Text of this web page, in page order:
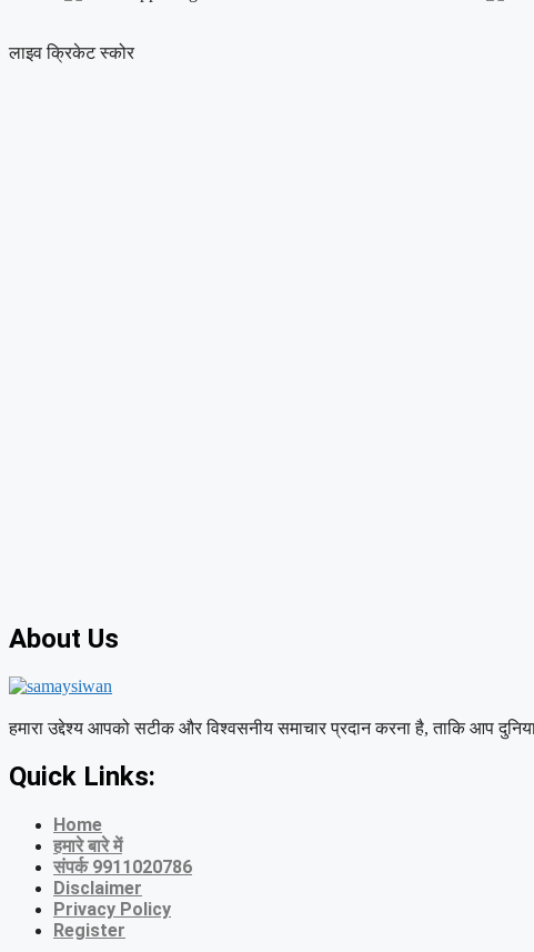
लाइव क्रिकेट स्कोर
About Us
हमारा उद्देश्य आपको सटीक और विश्वसनीय समाचार प्रदान करना है, ताकि आप
Quick Links:
Home
हमारे बारे में
संपर्क 9911020786
Disclaimer
Privacy Policy
Register